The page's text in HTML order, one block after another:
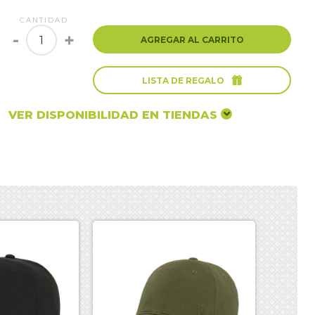
CANTIDAD
- + AGREGAR AL CARRITO
LISTA DE REGALO 
VER DISPONIBILIDAD EN TIENDAS